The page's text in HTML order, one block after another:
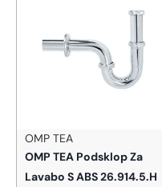
OMP TEA
OMP TEA Podsklop Za
Lavabo S ABS 26.914.5.H